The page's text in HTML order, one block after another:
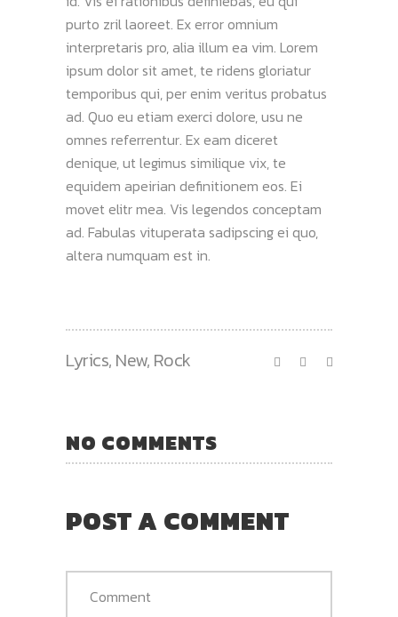
purto zril laoreet. Ex error omnium
interpretaris pro, alia illum ea vim. Lorem
ipsum dolor sit amet, te ridens gloriatur
temporibus qui, per enim veritus probatus
ad. Quo eu etiam exerci dolore, usu ne
omnes referrentur. Ex eam diceret
denique, ut legimus similique vix, te
equidem apeirian definitionem eos. Ei
movet elitr mea. Vis legendos conceptam
ad. Fabulas vituperata sadipscing ei quo,
altera numquam est in.
Lyrics, New, Rock
NO COMMENTS
POST A COMMENT